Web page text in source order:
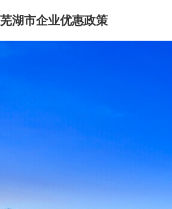
芜湖市企业优惠政策